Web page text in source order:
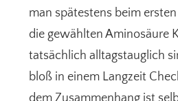
man spätestens beim
die gewählten Aminosäure
tatsächlich alltagstauglich
bloß in einem Langzeit